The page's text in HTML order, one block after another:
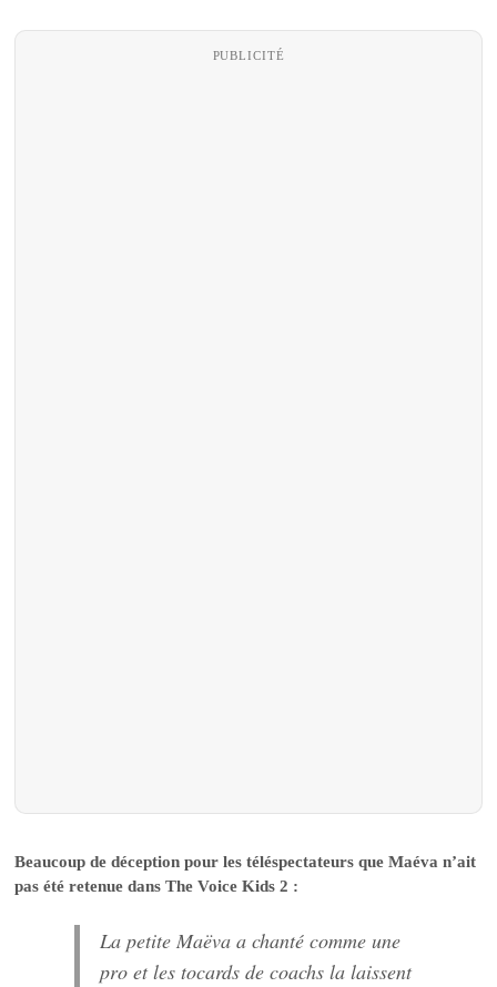
PUBLICITÉ
Beaucoup de déception pour les téléspectateurs que Maéva n’ait
pas été retenue dans The Voice Kids 2 :
La petite Maëva a chanté comme une
pro et les tocards de coachs la laissent